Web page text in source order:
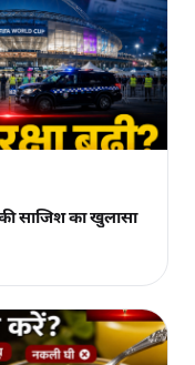
साजिश का खुलासा